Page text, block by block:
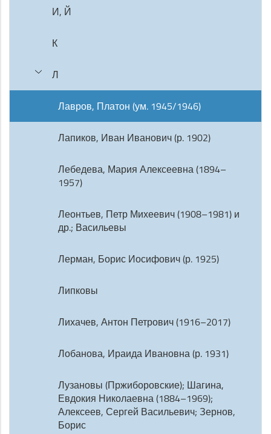
И, Й
К
Л
Лавров, Платон (ум. 1945/1946)
Лапиков, Иван Иванович (р. 1902)
Лебедева, Мария Алексеевна (1894–
1957)
Леонтьев, Петр Михеевич (1908–1981) и
др.; Васильевы
Лерман, Борис Иосифович (р. 1925)
Липковы
Лихачев, Антон Петрович (1916–2017)
Лобанова, Ираида Ивановна (р. 1931)
Лузановы (Пржиборовские); Шагина,
Евдокия Николаевна (1884–1969);
Алексеев, Сергей Васильевич; Зернов,
Борис